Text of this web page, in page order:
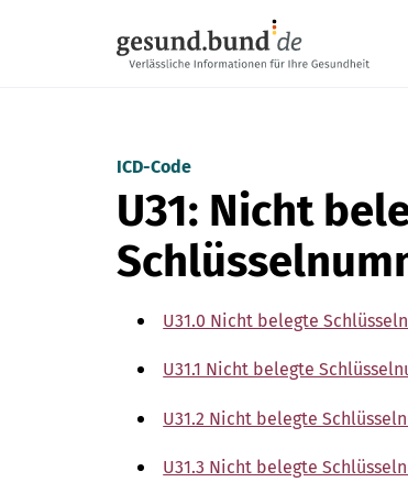
ICD-Code
U31: Nicht
U31.0 Nicht belegte
U31.1 Nicht belegte
U31.2 Nicht belegte
U31.3 Nicht belegte